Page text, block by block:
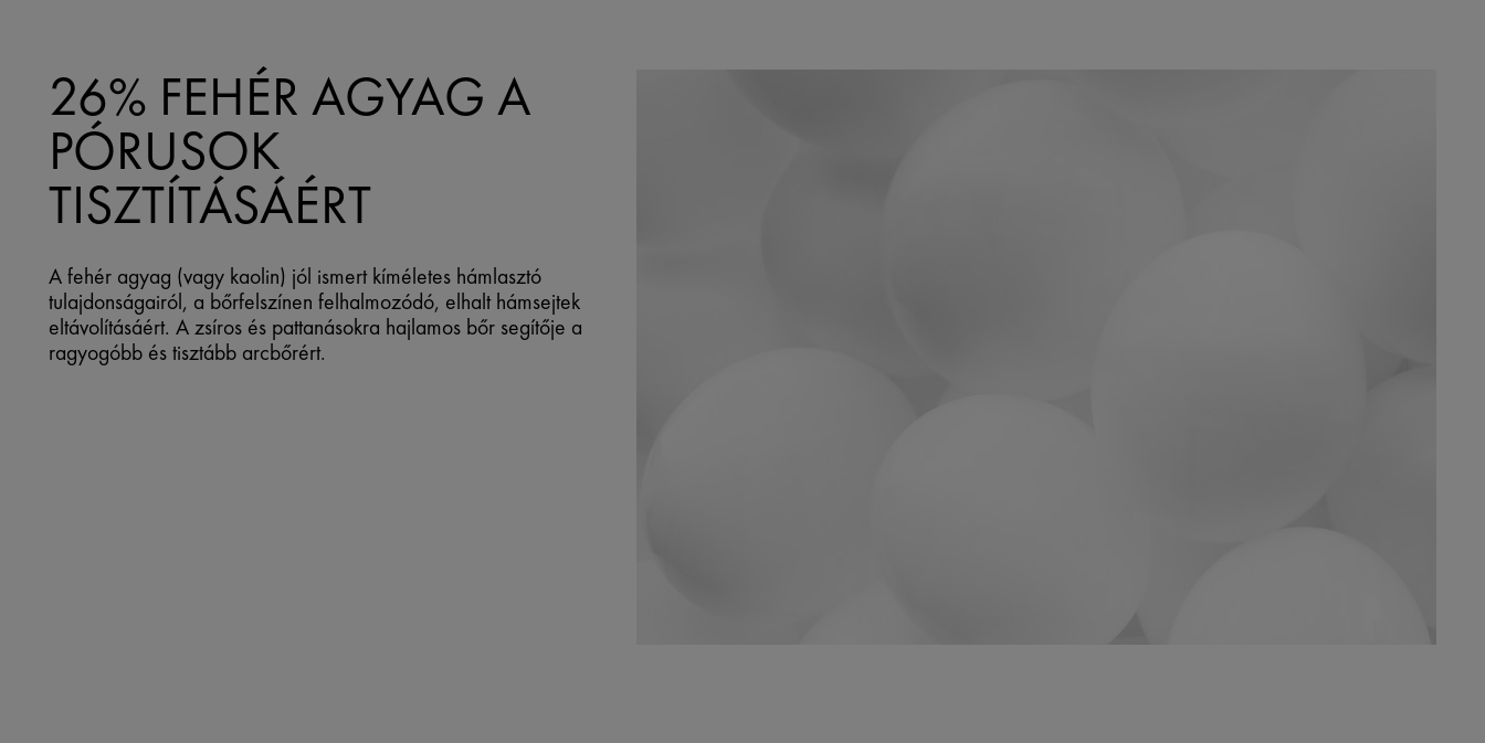
26% FEHÉR AGYAG A
PÓRUSOK
TISZTÍTÁSÁÉRT
A fehér agyag (vagy kaolin) jól ismert kíméletes hámlasztó
tulajdonságairól, a bőrfelszínen felhalmozódó, elhalt hámsejtek
eltávolításáért. A zsíros és pattanásokra hajlamos bőr segítője a
ragyogóbb és tisztább arcbőrért.